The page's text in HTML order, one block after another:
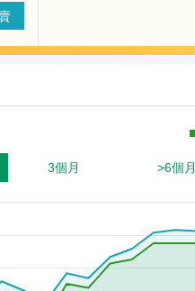
股
3個月 >6個月